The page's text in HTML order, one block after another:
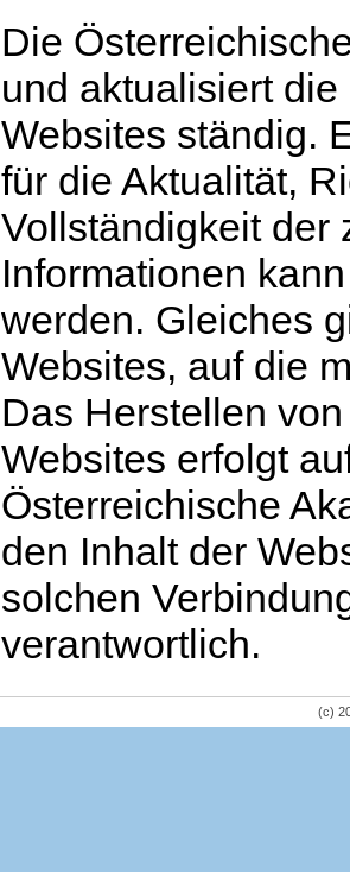
Die
und aktualisiert
Websites ständig.
für die Aktualität,
Vollständigkeit der
Informationen
werden. Gleiches
Websites, auf die
Das Herstellen
Websites erfolgt
Österreichische
den Inhalt der
solchen
verantwortlich.
(c)